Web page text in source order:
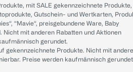
mit SALE gekennzeichnete Produkte,
Gutschein- und Wertkarten,
“Mavie“, preisgebundene Ware, Baby
Nicht mit anderen Rabatten und Aktionen
gerundet.
gekennzeichnete Produkte. Nicht mit
Preise werden kaufmännisch